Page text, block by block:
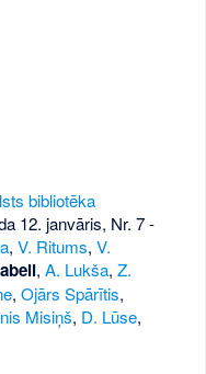
bibliotēka
12. janvāris, Nr. 7-
, V. Ritums, V.
, A. Lukša, Z.
, Ojārs Spārītis,
Misiņš, D. Lūse,